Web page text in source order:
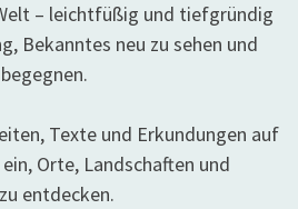
– leichtfüßig und tiefgründig
Bekanntes neu zu sehen und
Texte und Erkundungen auf
Orte, Landschaften und
entdecken.